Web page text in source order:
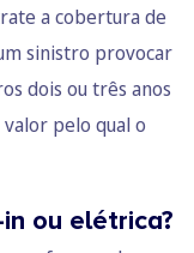
a cobertura de
sinistro provocar
dois ou três anos
pelo qual o
ou elétrica?